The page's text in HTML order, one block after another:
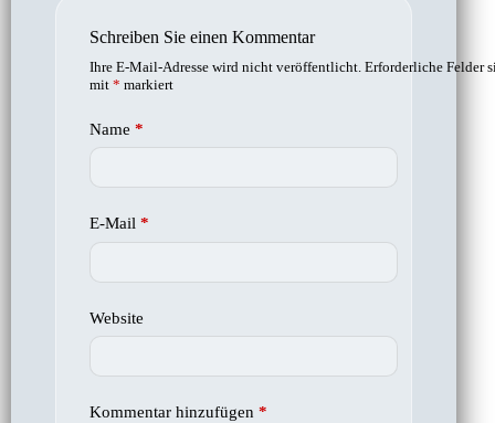
Schreiben Sie einen Kommentar
Ihre E-Mail-Adresse wird nicht veröffentlicht. Erforderliche Felder
mit * markiert
Name *
E-Mail *
Website
Kommentar hinzufügen *